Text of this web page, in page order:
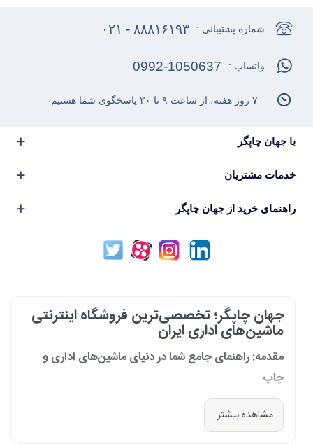
با جهان چاپگر
خدمات مشتریان
راهنمای خرید از جهان چاپگر
شماره پشتیبانی : ۸۸۸۱۶۱۹۳ - ۰۲۱
واتساپ : 0992-1050637
۷ روز هفته، از ساعت ۹ تا ۲۰ پاسخگوی شما هستیم
جهان چاپگر؛ تخصصی‌ترین فروشگاه اینترنتی
ماشین‌های اداری ایران
مقدمه: راهنمای جامع شما در دنیای ماشین‌های اداری و
چاپ
در دنیای پرشتاب امروز که کسب‌وکارها و سازمان‌ها برای افزایش بهره‌وری خود به
فناوری‌های نوین وابسته‌اند، دسترسی به ابزارهای کارآمد و قابل اعتماد یک
مشاهده بیشتر